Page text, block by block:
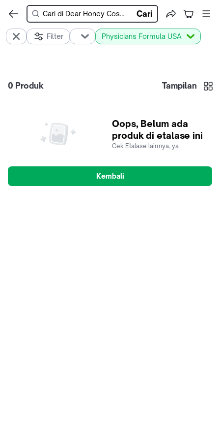
Cari
Filter Physicians Formula USA
0 Produk Tampilan
Oops, Belum ada
produk di etalase ini
Cek Etalase lainnya, ya
Kembali